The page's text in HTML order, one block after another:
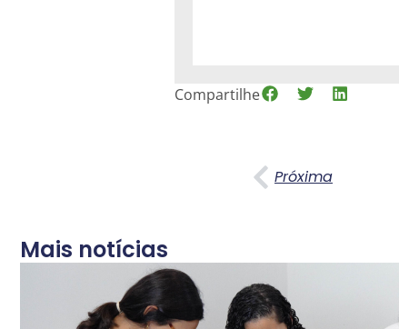
Compartilhe
Próxima
Mais notícias